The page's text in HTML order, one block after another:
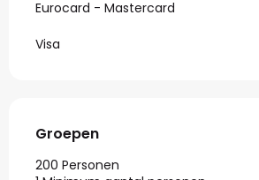
Eurocard - Mastercard
Visa
Groepen
Groepen
200 Personen